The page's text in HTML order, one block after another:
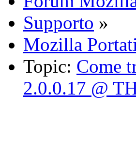
Supporto »
Mozilla
Topic: Come
2.0.0.17 @